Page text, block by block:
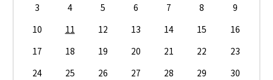
3
4 5 6 7 8
9
10
11 12 13 14 15
16
17
18 19 20 21 22
23
24
25 26 27 28 29
30